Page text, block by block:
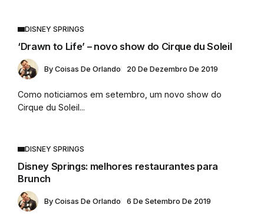
DISNEY SPRINGS
‘Drawn to Life’ – novo show do Cirque du Soleil
By Coisas De Orlando 20 De Dezembro De 2019
Como noticiamos em setembro, um novo show do
Cirque du Soleil...
DISNEY SPRINGS
Disney Springs: melhores restaurantes para
Brunch
By Coisas De Orlando 6 De Setembro De 2019